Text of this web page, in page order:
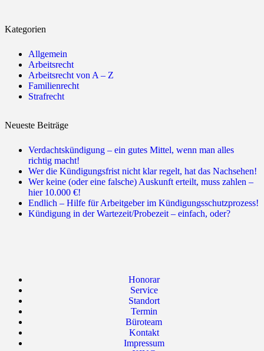
Kategorien
Allgemein
Arbeitsrecht
Arbeitsrecht von A – Z
Familienrecht
Strafrecht
Neueste Beiträge
Verdachtskündigung – ein gutes Mittel, wenn man alles
richtig macht!
Wer die Kündigungsfrist nicht klar regelt, hat das Nachsehen!
Wer keine (oder eine falsche) Auskunft erteilt, muss zahlen –
hier 10.000 €!
Endlich – Hilfe für Arbeitgeber im Kündigungsschutzprozess!
Kündigung in der Wartezeit/Probezeit – einfach, oder?
Honorar
Service
Standort
Termin
Büroteam
Kontakt
Impressum